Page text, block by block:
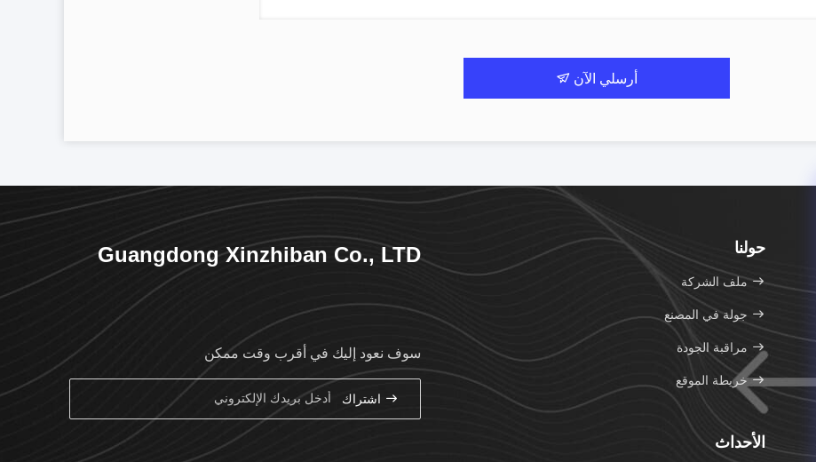
أرسلي الآن
حولنا
ملف الشركة
جولة في المصنع
مراقبة الجودة
خريطة الموقع
الأحداث
Guangdong Xinzhiban Co., LTD
سوف نعود إليك في أقرب وقت ممكن
اشتراك